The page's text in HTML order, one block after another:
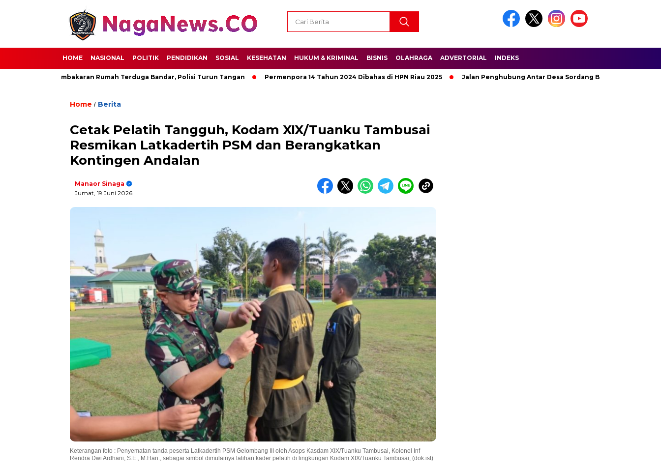
HOME NASIONAL POLITIK PENDIDIKAN SOSIAL KESEHATAN HUKUM & KRIMINAL BISNIS OLAHRAGA ADVERTORIAL INDEKS
Pembakaran Rumah Terduga Bandar, Polisi Turun Tangan Permenpora 14 Tahun 2024 Dibahas di HPN Riau 2025 Jalan Penghubung Antar Desa Sordang Bolon ke Ujung Padang
Home / Berita
Cetak Pelatih Tangguh, Kodam XIX/Tuanku Tambusai
Resmikan Latkadertih PSM dan Berangkatkan
Kontingen Andalan
Manaor Sinaga
Jumat, 19 Juni 2026
Keterangan foto : Penyematan tanda peserta Latkadertih PSM Gelombang III oleh Asops Kasdam XIX/Tuanku Tambusai, Kolonel Inf
Rendra Dwi Ardhani, S.E., M.Han., sebagai simbol dimulainya latihan kader pelatih di lingkungan Kodam XIX/Tuanku Tambusai, (dok.ist)